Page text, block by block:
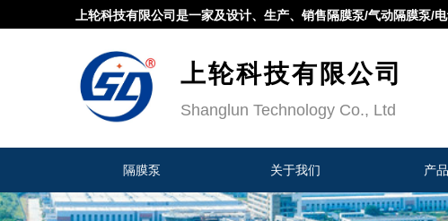
上轮科技有限公司是一家及设计、生产、销售隔膜泵/气动隔膜泵/
上轮科技有限公司
Shanglun Technology Co., Ltd
隔膜泵 关于我们 产